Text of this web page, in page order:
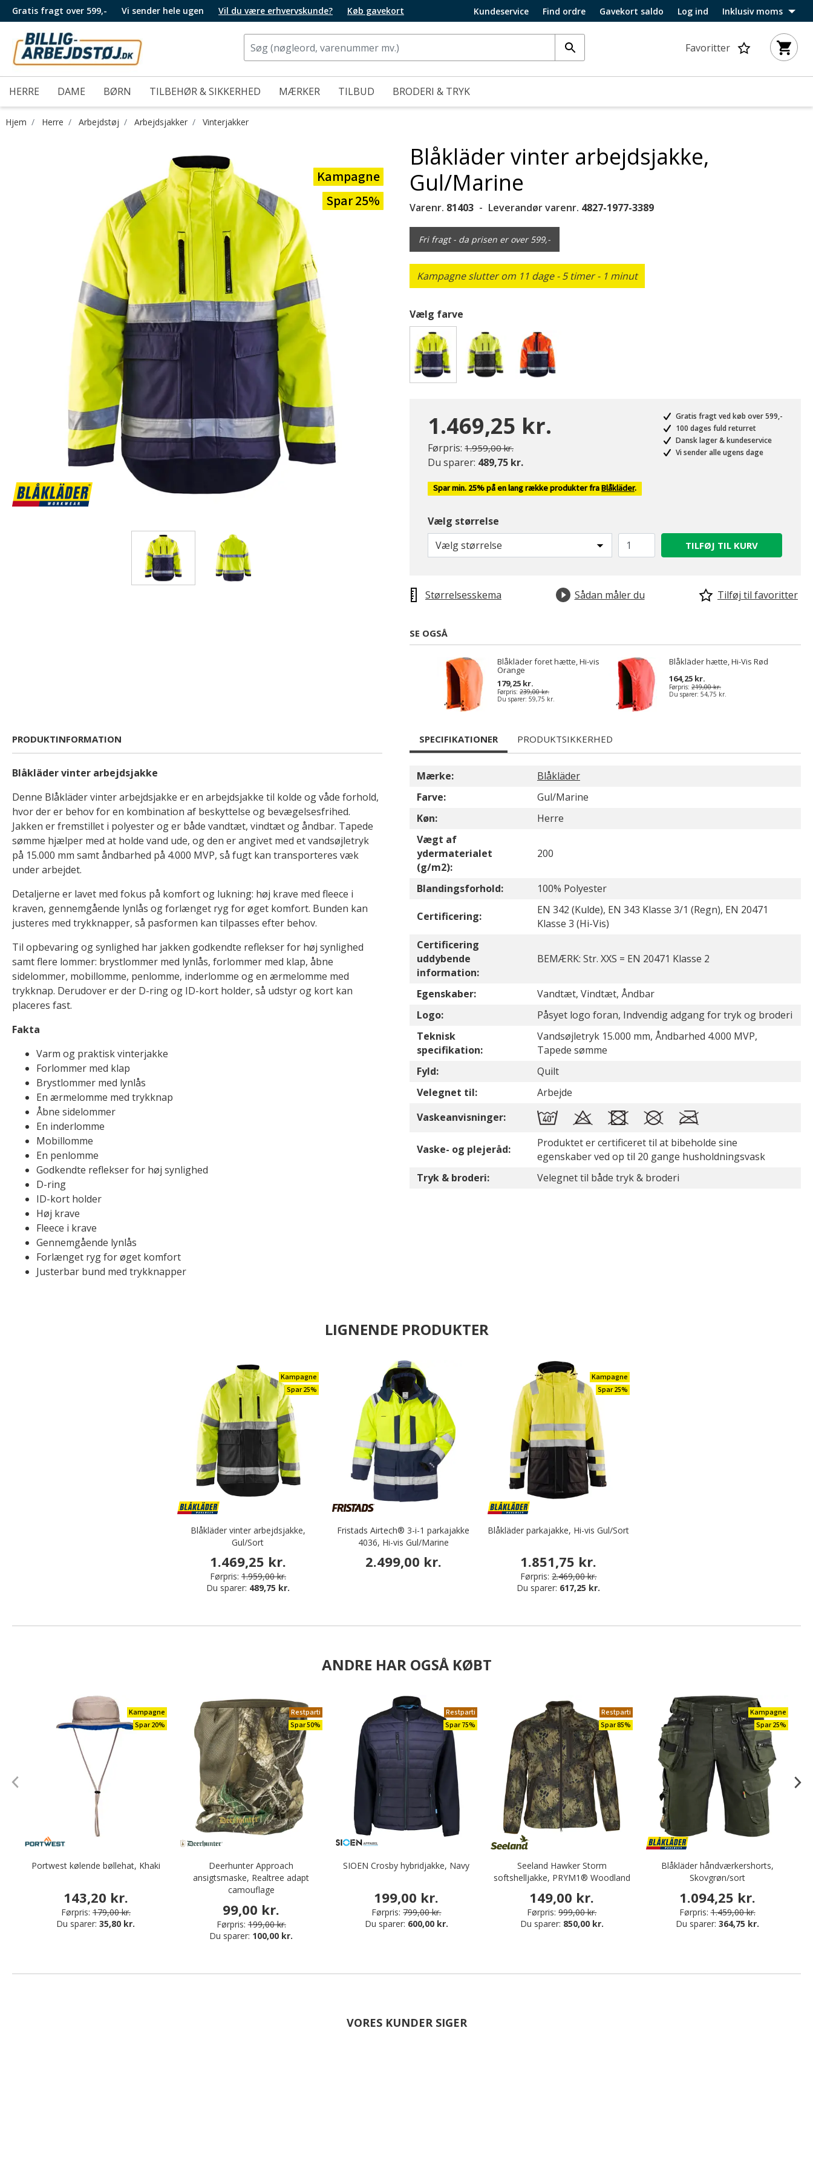
Gratis fragt over 599,- Vi sender hele ugen Vil du være erhvervskunde? Køb gavekort Kundeservice Find ordre Gavekort saldo Log ind Inklusiv moms
Favoritter
HERRE DAME BØRN TILBEHØR & SIKKERHED MÆRKER TILBUD BRODERI & TRYK
Hjem Herre Arbejdstøj Arbejdsjakker Vinterjakker
Kampagne
Spar 25%
Blåkläder vinter arbejdsjakke,
Gul/Marine
Varenr. 81403 Leverandør varenr. 4827-1977-3389
Fri fragt - da prisen er over 599,-
Kampagne slutter om 11 dage - 5 timer - 1 minut
Vælg farve
1.469,25 kr.
Førpris: Pris nedsat fra
1.959,00 kr.til
Du sparer: 489,75 kr.
Gratis fragt ved køb over 599,-
100 dages fuld returret
Dansk lager & kundeservice
Vi sender alle ugens dage
Spar min. 25% på en lang række produkter fraBlåkläder.
Vælg størrelse
Vælg størrelse
TILFØJ TIL KURV
Størrelsesskema Sådan måler du Tilføj til favoritter
SE OGSÅ
Blåkläder foret hætte, Hi-vis
Orange
179,25 kr.
Førpris: 239,00 kr.
Du sparer: 59,75 kr.
Blåkläder hætte, Hi-Vis Rød
164,25 kr.
Førpris: 219,00 kr.
Du sparer: 54,75 kr.
PRODUKTINFORMATION
Blåkläder vinter arbejdsjakke
Denne Blåkläder vinter arbejdsjakke er en arbejdsjakke til kolde og våde forhold,
hvor der er behov for en kombination af beskyttelse og bevægelsesfrihed.
Jakken er fremstillet i polyester og er både vandtæt, vindtæt og åndbar. Tapede
sømme hjælper med at holde vand ude, og den er angivet med et vandsøjletryk
på 15.000 mm samt åndbarhed på 4.000 MVP, så fugt kan transporteres væk
under arbejdet.
Detaljerne er lavet med fokus på komfort og lukning: høj krave med fleece i
kraven, gennemgående lynlås og forlænget ryg for øget komfort. Bunden kan
justeres med trykknapper, så pasformen kan tilpasses efter behov.
Til opbevaring og synlighed har jakken godkendte reflekser for høj synlighed
samt flere lommer: brystlommer med lynlås, forlommer med klap, åbne
sidelommer, mobillomme, penlomme, inderlomme og en ærmelomme med
trykknap. Derudover er der D-ring og ID-kort holder, så udstyr og kort kan
placeres fast.
Fakta
Varm og praktisk vinterjakke
Forlommer med klap
Brystlommer med lynlås
En ærmelomme med trykknap
Åbne sidelommer
En inderlomme
Mobillomme
En penlomme
Godkendte reflekser for høj synlighed
D-ring
ID-kort holder
Høj krave
Fleece i krave
Gennemgående lynlås
Forlænget ryg for øget komfort
Justerbar bund med trykknapper
SPECIFIKATIONER PRODUKTSIKKERHED
Mærke:
Blåkläder
Farve:
Gul/Marine
Køn:
Herre
Vægt af
ydermaterialet
(g/m2):
200
Blandingsforhold: 100% Polyester
Certificering:
EN 342 (Kulde), EN 343 Klasse 3/1 (Regn), EN 20471
Klasse 3 (Hi-Vis)
Certificering
uddybende
information:
BEMÆRK: Str. XXS = EN 20471 Klasse 2
Egenskaber:
Vandtæt, Vindtæt, Åndbar
Logo:
Påsyet logo foran, Indvendig adgang for tryk og broderi
Teknisk
specifikation:
Vandsøjletryk 15.000 mm, Åndbarhed 4.000 MVP,
Tapede sømme
Fyld:
Quilt
Velegnet til:
Arbejde
Vaskeanvisninger:
Vaske- og plejeråd:
Produktet er certificeret til at bibeholde sine
egenskaber ved op til 20 gange husholdningsvask
Tryk & broderi:
Velegnet til både tryk & broderi
LIGNENDE PRODUKTER
Kampagne
Spar 25%
Blåkläder vinter arbejdsjakke,
Gul/Sort
1.469,25 kr.
Førpris: 1.959,00 kr.
Du sparer: 489,75 kr.
Fristads Airtech® 3-i-1 parkajakke
4036, Hi-vis Gul/Marine
2.499,00 kr.
Kampagne
Spar 25%
Blåkläder parkajakke, Hi-vis Gul/Sort
1.851,75 kr.
Førpris: 2.469,00 kr.
Du sparer: 617,25 kr.
ANDRE HAR OGSÅ KØBT
Kampagne
Spar 20%
Portwest kølende bøllehat, Khaki
143,20 kr.
Førpris: 179,00 kr.
Du sparer:35,80 kr.
Restparti
Spar 50%
Deerhunter Approach
ansigtsmaske, Realtree adapt
camouflage
99,00 kr.
Førpris: 199,00 kr.
Du sparer: 100,00 kr.
Restparti
Spar 75%
SIOEN Crosby hybridjakke, Navy
199,00 kr.
Førpris: 799,00 kr.
Du sparer: 600,00 kr.
Restparti
Spar 85%
Seeland Hawker Storm
softshelljakke, PRYM1® Woodland
149,00 kr.
Førpris: 999,00 kr.
Du sparer: 850,00 kr.
Kampagne
Spar 25%
Blåkläder håndværkershorts,
Skovgrøn/sort
1.094,25 kr.
Førpris: 1.459,00 kr.
Du sparer: 364,75 kr.
VORES KUNDER SIGER